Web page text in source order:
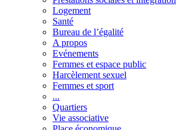
Logement
Santé
Bureau de l’égalité
A propos
Evénements
Femmes et espace public
Harcèlement sexuel
Femmes et sport
...
Quartiers
Vie associative